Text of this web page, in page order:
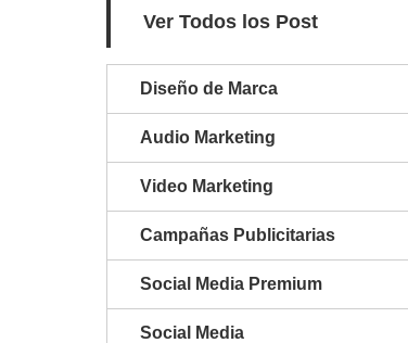
Ver Todos los Post
Diseño de Marca
Audio Marketing
Video Marketing
Campañas Publicitarias
Social Media Premium
Social Media